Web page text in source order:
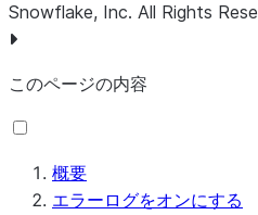
Snowflake, Inc. All Rights
このページの内容
概要
エラーログをオンにする